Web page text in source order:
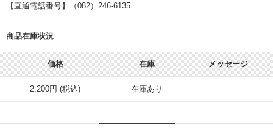
【直通電話番号】（082）246-6135
商品在庫状況
価格 在庫 メッセージ
2,200円 (税込) 在庫あり